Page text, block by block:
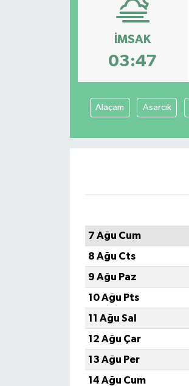
İMSAK
03:47
Alaçam Asarcık
7 Ağu Cum
8 Ağu Cts
9 Ağu Paz
10 Ağu Pts
11 Ağu Sal
12 Ağu Çar
13 Ağu Per
14 Ağu Cum